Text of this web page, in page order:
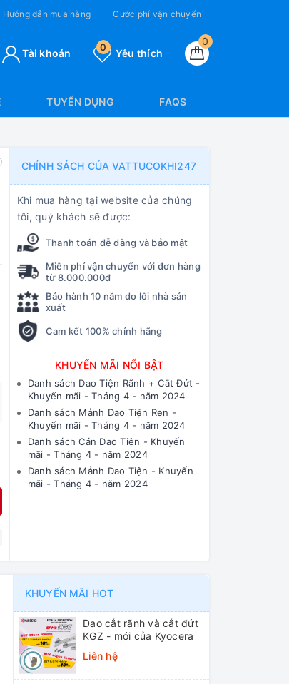
Hướng dẫn mua hàng Cước phí vận chuyển
0
Yêu thích
0
Tài khoản
TUYỂN DỤNG FAQS
CHÍNH SÁCH CỦA VATTUCOKHI247
Khi mua hàng tại website của chúng
tôi, quý khách sẽ được:
Thanh toán dễ dàng và bảo mật
Miễn phí vận chuyển với đơn hàng
từ 8.000.000đ
Bảo hành 10 năm do lỗi nhà sản
xuất
Cam kết 100% chính hãng
KHUYẾN MÃI NỔI BẬT
Danh sách Dao Tiện Rãnh + Cắt Đứt -
Khuyến mãi - Tháng 4 - năm 2024
Danh sách Mảnh Dao Tiện Ren -
Khuyến mãi - Tháng 4 - năm 2024
Danh sách Cán Dao Tiện - Khuyến
mãi - Tháng 4 - năm 2024
Danh sách Mảnh Dao Tiện - Khuyến
mãi - Tháng 4 - năm 2024
KHUYẾN MÃI HOT
Dao cắt rãnh và cắt đứt
KGZ - mới của Kyocera
Liên hệ